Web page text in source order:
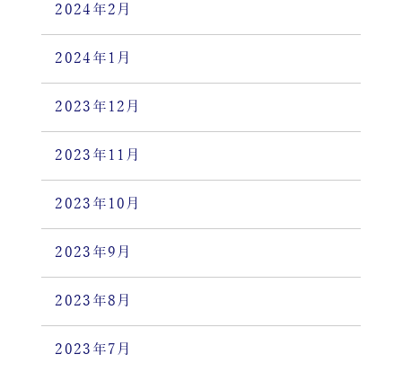
2024年2月
2024年1月
2023年12月
2023年11月
2023年10月
2023年9月
2023年8月
2023年7月